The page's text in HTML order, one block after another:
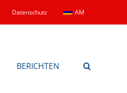
Datenschutz AM
BERICHTEN